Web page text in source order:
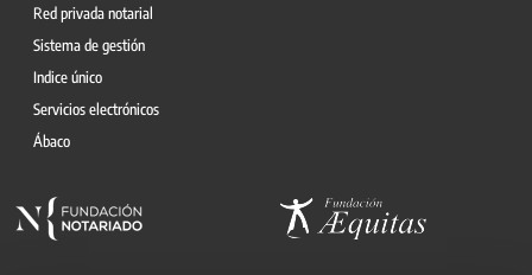
Red privada notarial
Sistema de gestión
Indice único
Servicios electrónicos
Ábaco